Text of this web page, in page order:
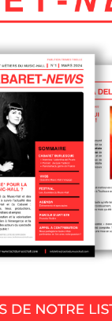
Read
des Arts
72100 Le